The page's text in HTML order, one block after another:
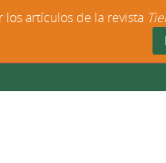
artículos de la revista